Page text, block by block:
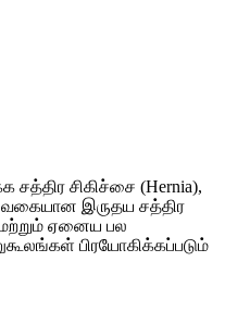
சத்திர சிகிச்சை (Hernia),
இருதய சத்திர
மற்றும் ஏனைய பல
பிரயோகிக்கப்படும்